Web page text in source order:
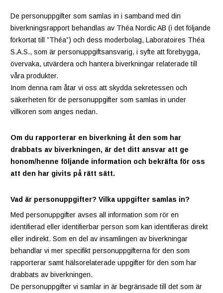
De personuppgifter som samlas in i samband med din
biverkningsrapport behandlas av Théa Nordic AB (i det följande
förkortat till ”Théa”) och dess moderbolag, Laboratoires Théa
S.A.S., som är personuppgiftsansvarig, i syfte att förebygga,
övervaka, utvärdera och hantera biverkningar relaterade till
våra produkter.
Inom denna ram åtar vi oss att skydda sekretessen och
säkerheten för de personuppgifter som samlas in under
villkoren som anges nedan.
Om du rapporterar en biverkning åt den som har
drabbats av biverkningen, är det ditt ansvar att ge
honom/henne följande information och bekräfta för oss
att den har givits på rätt sätt.
Vad är personuppgifter? Vilka uppgifter samlas in?
Med personuppgifter avses all information som rör en
identifierad eller identifierbar person som kan identifieras direkt
eller indirekt. Som en del av insamlingen av biverkningar
behandlar vi mer specifikt personuppgifterna för den som
rapporterar samt hälsorelaterade uppgifter för den som har
drabbats av biverkningen.
De personuppgifter vi samlar in är begränsade till det som är